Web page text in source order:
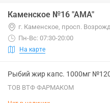
Каменское №16 "АМА"
г. Каменское, просп.
Пн-Вс: 07:30-20:00
На карте
Рыбий жир капс. 1000мг
ТОВ ВТФ ФАРМАКОМ